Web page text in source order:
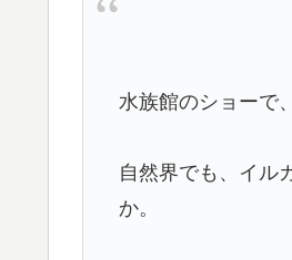
水族館のショーで
自然界でも、イル
か。